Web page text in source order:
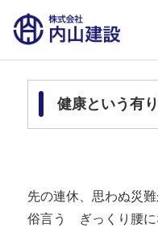
健康という有
先の連休、思わぬ災難
俗言う ぎっくり腰に